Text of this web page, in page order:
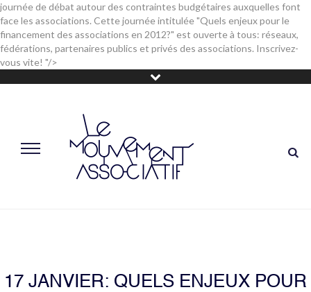
journée de débat autour des contraintes budgétaires auxquelles font
face les associations. Cette journée intitulée "Quels enjeux pour le
financement des associations en 2012?" est ouverte à tous: réseaux,
fédérations, partenaires publics et privés des associations. Inscrivez-
vous vite! "/>
17 JANVIER: QUELS ENJEUX POUR